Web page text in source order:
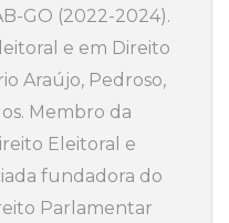
GO (2022-2024).
e em Direito
Araújo, Pedroso,
Membro da
Eleitoral e
fundadora do
Parlamentar